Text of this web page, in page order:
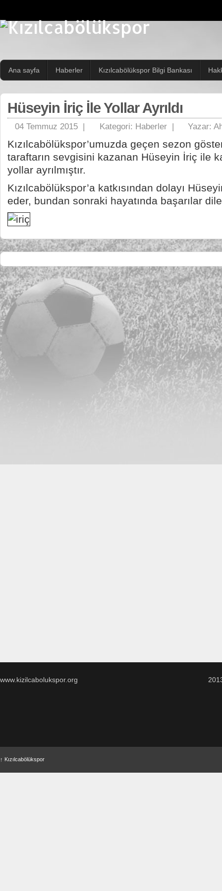
Ana sayfa Haberler Kızılcabölükspor Bilgi Bankası
Hüseyin İriç İle Yollar Ayrıldı
04 Temmuz 2015 | Kategori: Haberler | Yazar:
Kızılcabölükspor’umuzda geçen sezon
taraftarın sevgisini kazanan Hüseyin İriç ile
yollar ayrılmıştır.
Kızılcabölükspor’a katkısından dolayı
eder, bundan sonraki hayatında başarılar
www.kizilcabolukspor.org
↑ Kızılcabölükspor